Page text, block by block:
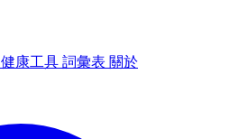
健康工具 詞彙表 關於